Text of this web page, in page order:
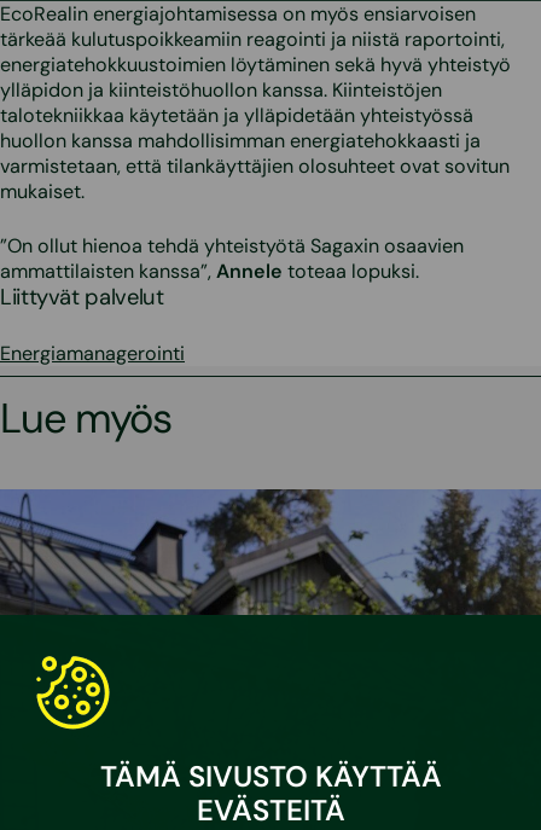
TÄMÄ SIVUSTO KÄYTTÄÄ
EVÄSTEITÄ
EcoRealin energiajohtamisessa on myös ensiarvoisen
tärkeää kulutuspoikkeamiin reagointi ja niistä raportointi,
energiatehokkuustoimien löytäminen sekä hyvä yhteistyö
ylläpidon ja kiinteistöhuollon kanssa. Kiinteistöjen
talotekniikkaa käytetään ja ylläpidetään yhteistyössä
huollon kanssa mahdollisimman energiatehokkaasti ja
varmistetaan, että tilankäyttäjien olosuhteet ovat sovitun
mukaiset.
”On ollut hienoa tehdä yhteistyötä Sagaxin osaavien
ammattilaisten kanssa”,Annele toteaa lopuksi.
Liittyvät palvelut
Energiamanagerointi
Lue myös